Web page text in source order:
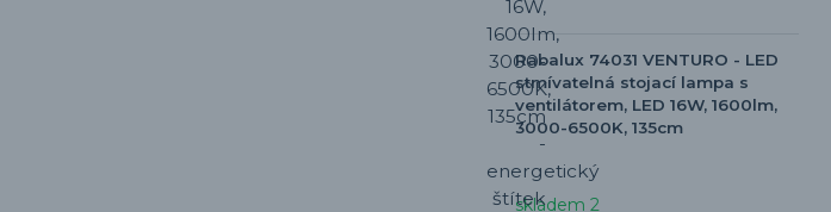
Rabalux 74031 VENTURO - LED
stmívatelná stojací lampa s
ventilátorem, LED 16W, 1600lm,
3000-6500K, 135cm
skladem 2